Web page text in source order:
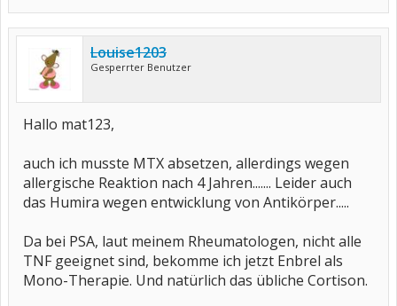
Louise1203
Gesperrter Benutzer
Hallo mat123,
auch ich musste MTX absetzen, allerdings wegen
allergische Reaktion nach 4 Jahren....... Leider auch
das Humira wegen entwicklung von Antikörper.....
Da bei PSA, laut meinem Rheumatologen, nicht alle
TNF geeignet sind, bekomme ich jetzt Enbrel als
Mono-Therapie. Und natürlich das übliche Cortison.